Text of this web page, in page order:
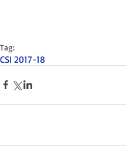
Tag:
CSI 2017-18